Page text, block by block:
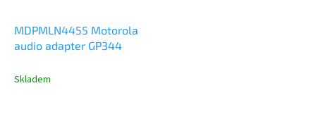
MDPMLN4455 Motorola
audio adapter GP344
Skladem